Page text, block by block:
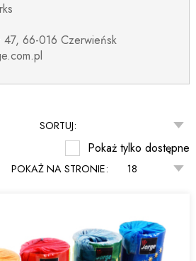
66-016 Czerwieńsk
SORTUJ:
Pokaż tylko dostępne
POKAŻ NA STRONIE: